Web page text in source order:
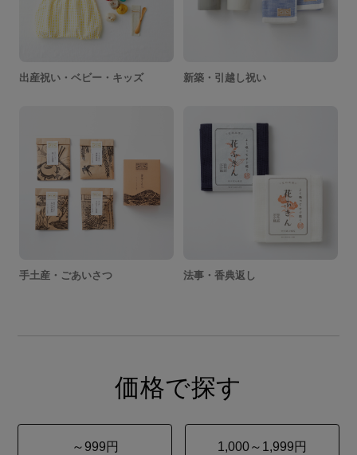
出産祝い・ベビー・キッズ 新築・引越し祝い
手土産・ごあいさつ 法事・香典返し
価格で探す
～999円 1,000～1,999円